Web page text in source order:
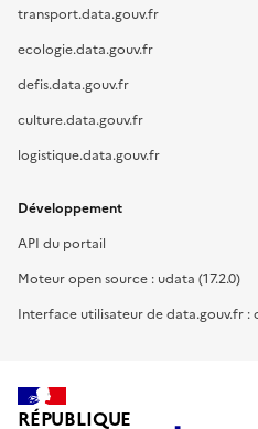
transport.data.gouv.fr
ecologie.data.gouv.fr
defis.data.gouv.fr
culture.data.gouv.fr
logistique.data.gouv.fr
Développement
API du portail
Moteur open source : udata (17.2.0)
Interface utilisateur de data.gouv.fr :
RÉPUBLIQUE